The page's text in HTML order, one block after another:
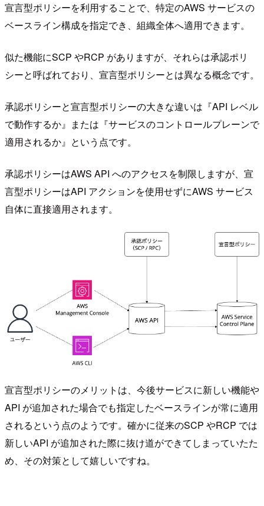
宣言型ポリシーを利用することで、特定のAWS サービスの
ベースライン構成を指定でき、組織全体へ適用できます。
似た機能にSCP やRCP がありますが、それらは承認ポリ
シーと呼ばれており、宣言型ポリシーとは異なる概念です。
承認ポリシーと宣言型ポリシーの大きな違いは『API レベル
で動作するか』または『サービスのコントロールプレーンで
適用されるか』という点です。
承認ポリシーはAWS API へのアクセスを制限しますが、宣
言型ポリシーはAPI アクションを使用せずにAWS サービス
自体に直接適用されます。
宣言型ポリシーのメリットは、今後サービスに新しい機能や
API が追加された場合でも指定したベースラインが常に適用
されるという点のようです。確かに従来のSCP やRCP では
新しいAPI が追加された際に抜け道ができてしまっていたた
め、その対策として嬉しいですね。